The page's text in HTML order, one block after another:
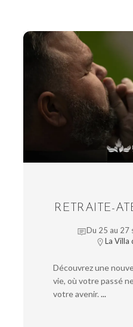
RETRAITE-
Du 25 au 27
La Villa
Découvrez une
vie, où votre passé
votre avenir. ...